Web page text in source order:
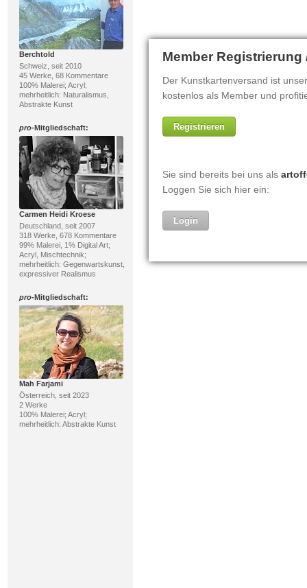
Berchtold
Schweiz, seit 2010
45 Werke, 68 Kommentare
100% Malerei; Acryl;
mehrheitlich: Naturalismus,
Abstrakte Kunst
pro-Mitgliedschaft:
Carmen Heidi Kroese
Deutschland, seit 2007
318 Werke, 678 Kommentare
99% Malerei, 1% Digital Art;
Acryl, Mischtechnik;
mehrheitlich: Gegenwartskunst,
expressiver Realismus
pro-Mitgliedschaft:
Mah Farjami
Österreich, seit 2023
2 Werke
100% Malerei; Acryl;
mehrheitlich: Abstrakte Kunst